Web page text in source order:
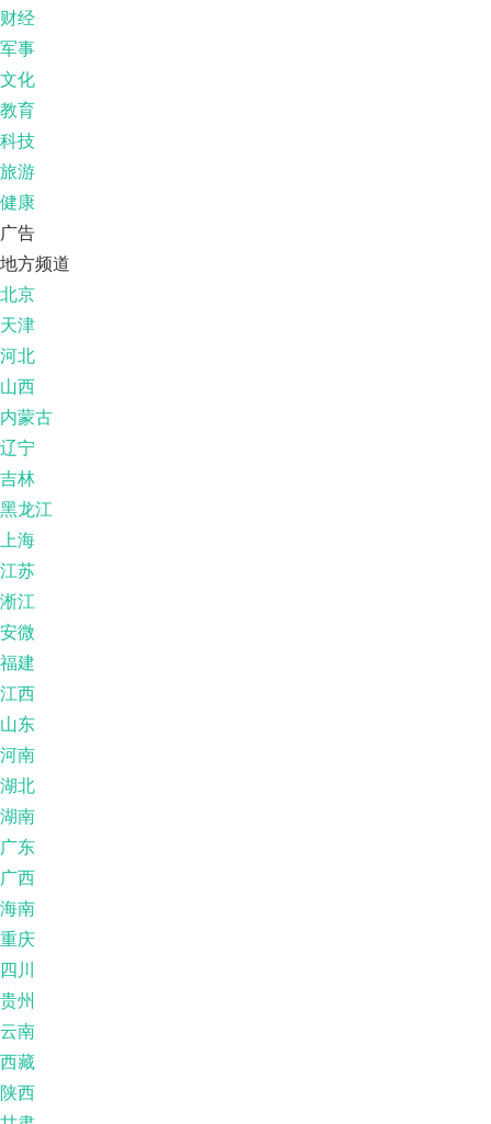
财经
军事
文化
教育
科技
旅游
健康
广告
地方频道
北京
天津
河北
山西
内蒙古
辽宁
吉林
黑龙江
上海
江苏
淅江
安微
福建
江西
山东
河南
湖北
湖南
广东
广西
海南
重庆
四川
贵州
云南
西藏
陕西